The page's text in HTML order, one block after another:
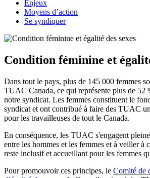
Enjeux
Moyens d’action
Se syndiquer
Condition féminine et
Dans tout le pays, plus de 145 000 femmes
TUAC Canada, ce qui représente plus de 52
notre syndicat. Les femmes constituent le
syndicat et ont contribué à faire des TUAC
pour les travailleuses de tout le Canada.
En conséquence, les TUAC s'engagent
entre les hommes et les femmes et à veiller à
reste inclusif et accueillant pour les femmes
Pour promouvoir ces principes, le Comité de